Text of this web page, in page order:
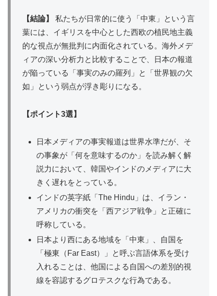
【結論】
私たちが日常的に使う「中東」という言
葉には、イギリスを中心とした西欧の植民地主義
的な視点が無批判に内面化されている。海外メデ
ィアの深い分析力と比較することで、日本の報道
が陥っている「事実のみの羅列」と「世界観の欠
如」という弱点が浮き彫りになる。
【ポイント3選】
日本メディアの事実報道は世界水準だが、そ
の事象が「何を意味するのか」を読み解く解
説力において、韓国やインドのメディアに大
きく遅れをとっている。
インドの英字紙「The Hindu」は、イラン・
アメリカの衝突を「西アジア戦争」と正確に
呼称している。
日本より西にある地域を「中東」、自国を
「極東（Far East）」と呼ぶ言語体系を受け
入れることは、他国による自国への差別的視
線を容認するグロテスクな行為である。